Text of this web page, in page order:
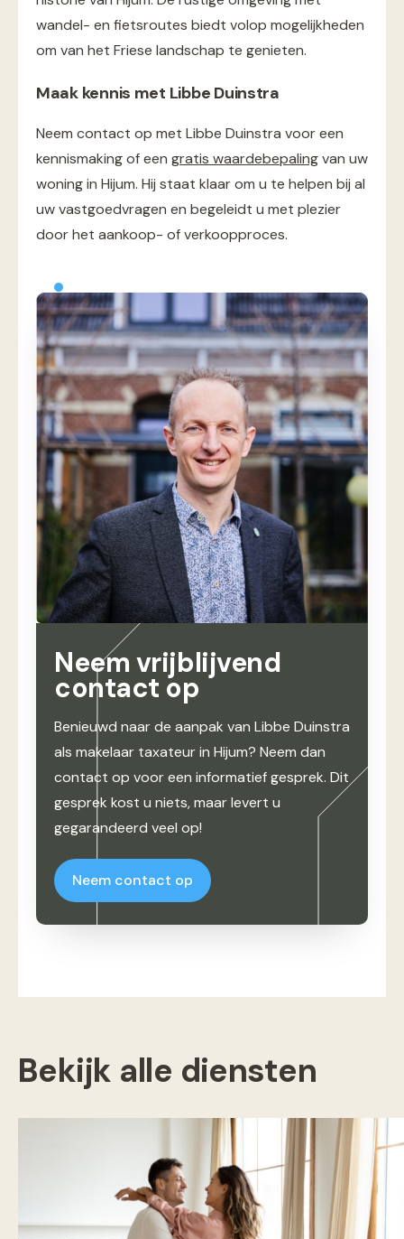
wandel- en fietsroutes biedt volop mogelijkheden
om van het Friese landschap te genieten.
Maak kennis met Libbe Duinstra
Neem contact op met Libbe Duinstra voor een
kennismaking of een gratis waardebepalingvan uw
woning in Hijum. Hij staat klaar om u te helpen bij al
uw vastgoedvragen en begeleidt u met plezier
door het aankoop- of verkoopproces.
Neem vrijblijvend
contact op
Benieuwd naar de aanpak van Libbe Duinstra
als makelaar taxateur in Hijum? Neem dan
contact op voor een informatief gesprek. Dit
gesprek kost u niets, maar levert u
gegarandeerd veel op!
Neem contact op
Bekijk alle diensten